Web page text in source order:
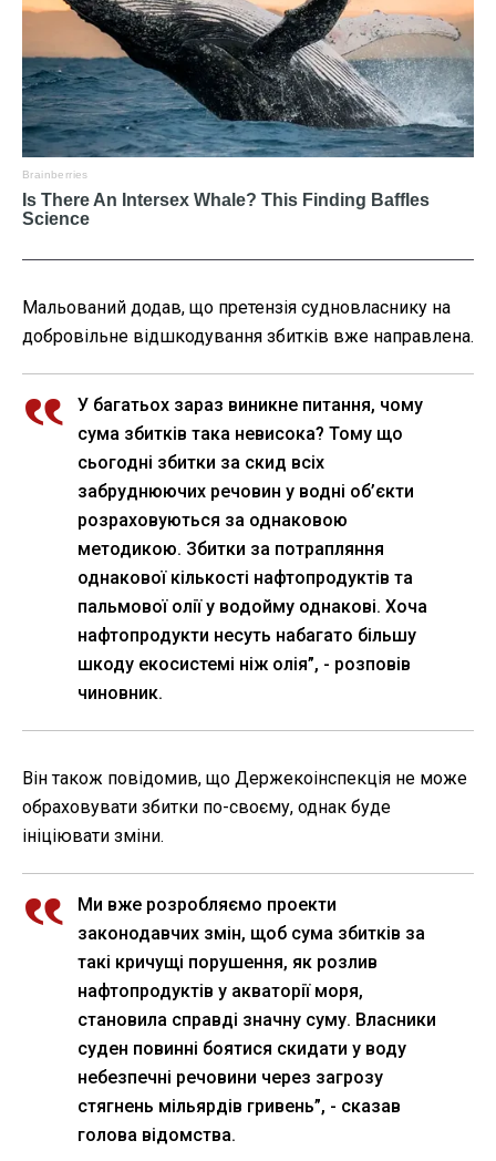
Мальований додав, що претензія судновласнику на
добровільне відшкодування збитків вже направлена.
У багатьох зараз виникне питання, чому
сума збитків така невисока? Тому що
сьогодні збитки за скид всіх
забруднюючих речовин у водні об’єкти
розраховуються за однаковою
методикою. Збитки за потрапляння
однакової кількості нафтопродуктів та
пальмової олії у водойму однакові. Хоча
нафтопродукти несуть набагато більшу
шкоду екосистемі ніж олія”, - розповів
чиновник.
Він також повідомив, що Держекоінспекція не може
обраховувати збитки по-своєму, однак буде
ініціювати зміни.
Ми вже розробляємо проекти
законодавчих змін, щоб сума збитків за
такі кричущі порушення, як розлив
нафтопродуктів у акваторії моря,
становила справді значну суму. Власники
суден повинні боятися скидати у воду
небезпечні речовини через загрозу
стягнень мільярдів гривень”, - сказав
голова відомства.